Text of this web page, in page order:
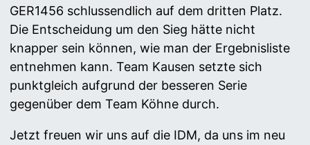
GER1456 schlussendlich auf dem dritten Platz.
Die Entscheidung um den Sieg hätte nicht
knapper sein können, wie man der Ergebnisliste
entnehmen kann. Team Kausen setzte sich
punktgleich aufgrund der besseren Serie
gegenüber dem Team Köhne durch.
Jetzt freuen wir uns auf die IDM, da uns im neu